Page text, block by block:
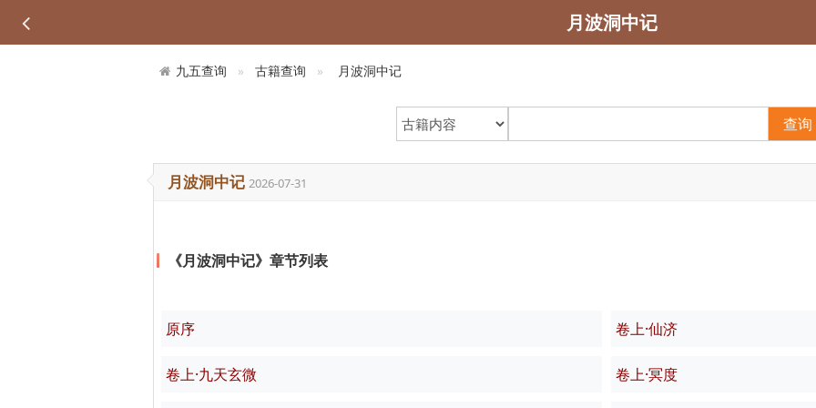
月波洞中记
九五查询 古籍查询 月波洞中记
查询
月波洞中记 2026-07-31
《月波洞中记》章节列表
原序 卷上·仙济
卷上·九天玄微 卷上·冥度